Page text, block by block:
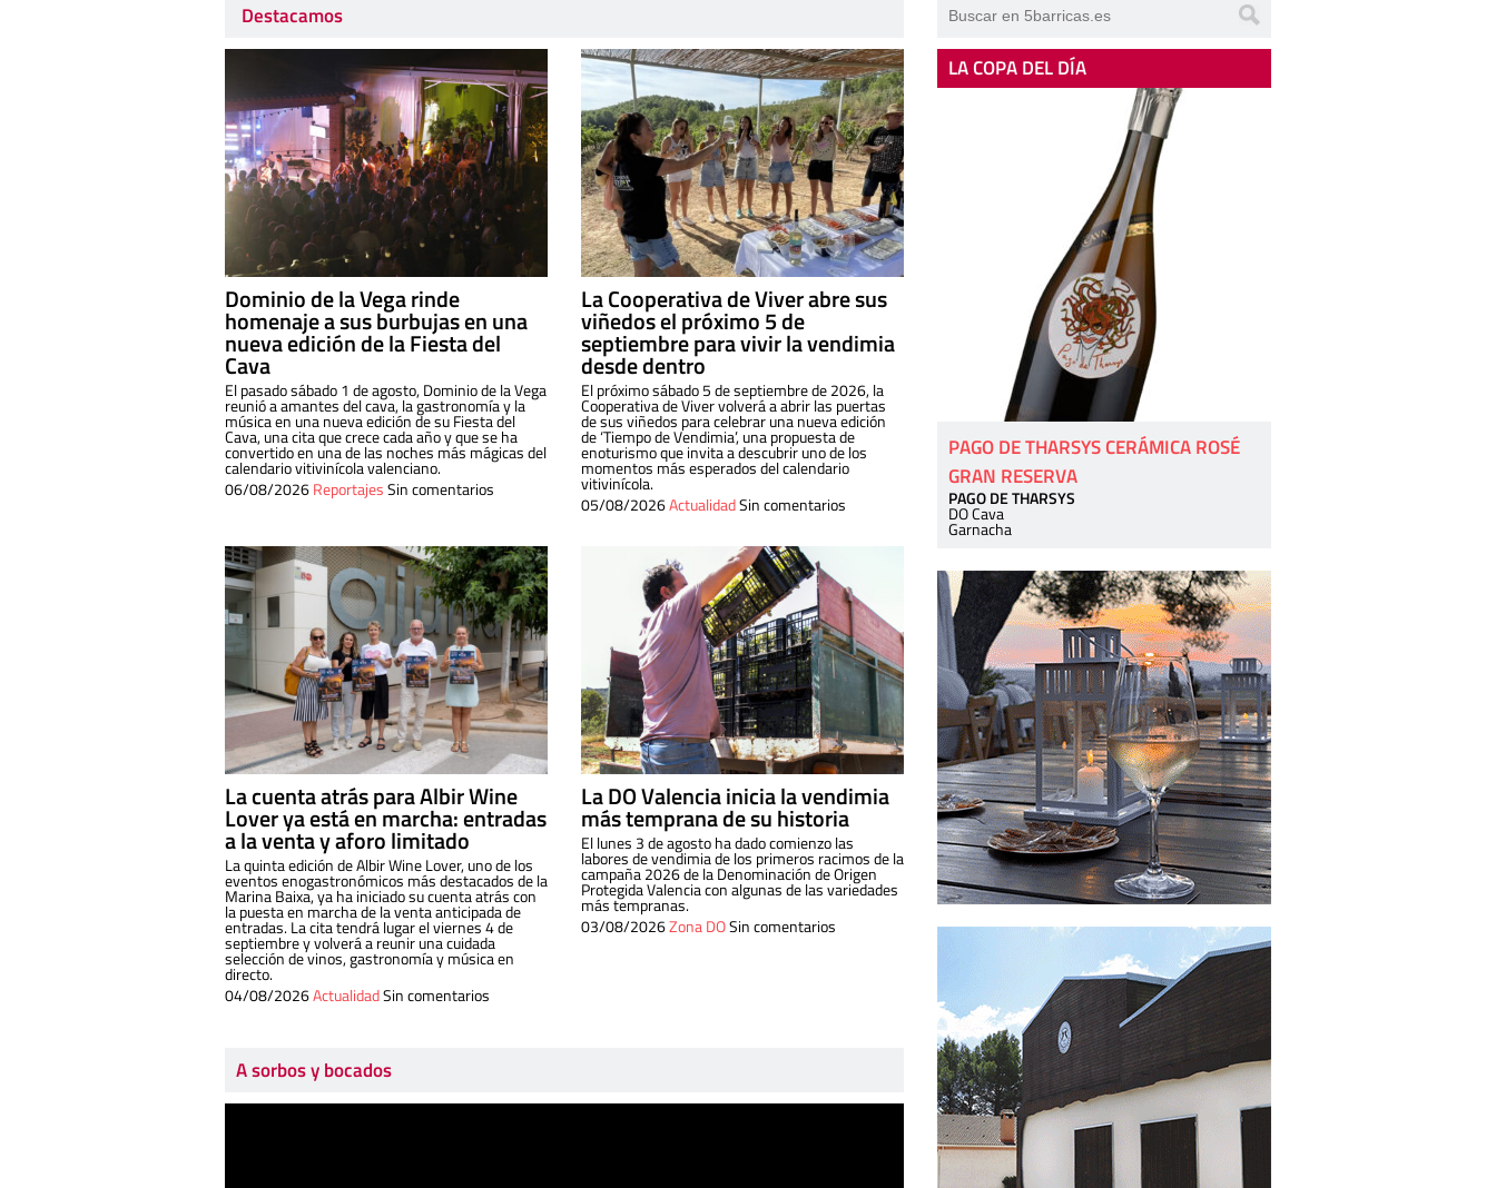
Destacamos
Dominio de la Vega rinde
homenaje a sus burbujas en una
nueva edición de la Fiesta del
Cava
El pasado sábado 1 de agosto, Dominio de la Vega
reunió a amantes del cava, la gastronomía y la
música en una nueva edición de su Fiesta del
Cava, una cita que crece cada año y que se ha
convertido en una de las noches más mágicas del
calendario vitivinícola valenciano.
06/08/2026ReportajesSin comentarios
La Cooperativa de Viver abre sus
viñedos el próximo 5 de
septiembre para vivir la vendimia
desde dentro
El próximo sábado 5 de septiembre de 2026, la
Cooperativa de Viver volverá a abrir las puertas
de sus viñedos para celebrar una nueva edición
de ‘Tiempo de Vendimia’, una propuesta de
enoturismo que invita a descubrir uno de los
momentos más esperados del calendario
vitivinícola.
05/08/2026ActualidadSin comentarios
La cuenta atrás para Albir Wine
Lover ya está en marcha: entradas
a la venta y aforo limitado
La quinta edición de Albir Wine Lover, uno de los
eventos enogastronómicos más destacados de la
Marina Baixa, ya ha iniciado su cuenta atrás con
la puesta en marcha de la venta anticipada de
entradas. La cita tendrá lugar el viernes 4 de
septiembre y volverá a reunir una cuidada
selección de vinos, gastronomía y música en
directo.
04/08/2026ActualidadSin comentarios
La DO Valencia inicia la vendimia
más temprana de su historia
El lunes 3 de agosto ha dado comienzo las
labores de vendimia de los primeros racimos de la
campaña 2026 de la Denominación de Origen
Protegida Valencia con algunas de las variedades
más tempranas.
03/08/2026Zona DOSin comentarios
A sorbos y bocados
LA COPA DEL DÍA
PAGO DE THARSYS CERÁMICA ROSÉ
GRAN RESERVA
PAGO DE THARSYS
DO Cava
Garnacha